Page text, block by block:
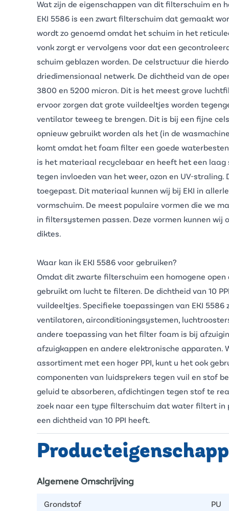
Wat zijn de eigenschappen van dit filterschuim en
EKI 5586 is een zwart filterschuim dat gemaakt
wordt zo genoemd omdat het schuim in het
vonk zorgt er vervolgens voor dat een
schuim geblazen worden. De celstructuur die
driedimensionaal netwerk. De dichtheid van de
3800 en 5200 micron. Dit is het meest grove
ervoor zorgen dat grote vuildeeltjes worden
ventilator teweeg te brengen. Dit is bij een fijne
opnieuw gebruikt worden als het (in de
komt omdat het foam filter een goede
is het materiaal recyclebaar en heeft het een
tegen invloeden van het weer, ozon en UV-
toegepast. Dit materiaal kunnen wij bij EKI in
vormschuim. De meest populaire vormen die we
in filtersystemen passen. Deze vormen kunnen
diktes.
Waar kan ik EKI 5586 voor gebruiken?
Omdat dit zwarte filterschuim een homogene
gebruikt om lucht te filteren. De dichtheid van 10
vuildeeltjes. Specifieke toepassingen van EKI
ventilatoren, airconditioningsystemen,
andere toepassing van het filter foam is bij
afzuigkappen en andere elektronische apparaten.
assortiment met een hoger PPI, kunt u het ook
componenten van luidsprekers tegen vuil en stof
geluid te absorberen, afdichtingen tegen stof te
zoek naar een type filterschuim dat water filtert in
een dichtheid van 10 PPI heeft.
Algemene Omschrijving
Grondstof PU